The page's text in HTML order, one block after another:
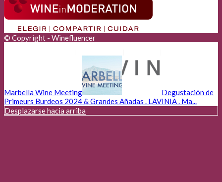
© Copyright - Winefluencer
Aviso Legal
Marbella Wine Meeting
Degustación de
Primeurs Burdeos 2024 & Grandes Añadas . LAVINIA . Ma...
Desplazarse hacia arriba